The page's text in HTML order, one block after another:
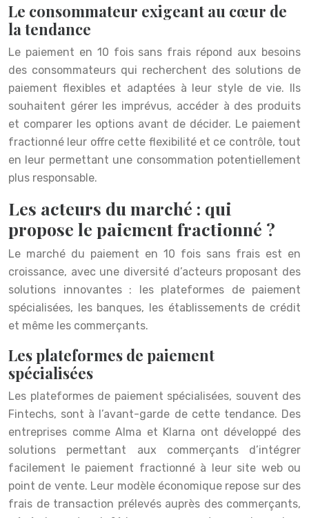
Le consommateur exigeant au cœur de
la tendance
Le paiement en 10 fois sans frais répond aux besoins
des consommateurs qui recherchent des solutions de
paiement flexibles et adaptées à leur style de vie. Ils
souhaitent gérer les imprévus, accéder à des produits
et comparer les options avant de décider. Le paiement
fractionné leur offre cette flexibilité et ce contrôle, tout
en leur permettant une consommation potentiellement
plus responsable.
Les acteurs du marché : qui
propose le paiement fractionné ?
Le marché du paiement en 10 fois sans frais est en
croissance, avec une diversité d’acteurs proposant des
solutions innovantes : les plateformes de paiement
spécialisées, les banques, les établissements de crédit
et même les commerçants.
Les plateformes de paiement
spécialisées
Les plateformes de paiement spécialisées, souvent des
Fintechs, sont à l’avant-garde de cette tendance. Des
entreprises comme Alma et Klarna ont développé des
solutions permettant aux commerçants d’intégrer
facilement le paiement fractionné à leur site web ou
point de vente. Leur modèle économique repose sur des
frais de transaction prélevés auprès des commerçants,